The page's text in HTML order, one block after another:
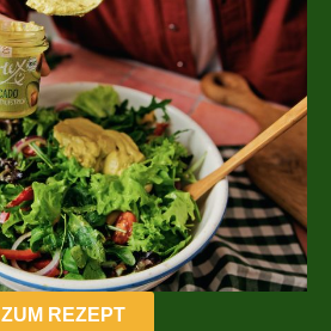
ZUM REZEPT